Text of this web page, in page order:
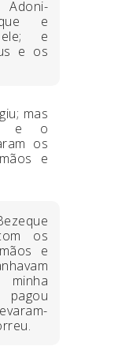
e
ele; e
e os
mas
e o
os
e
os
e
minha